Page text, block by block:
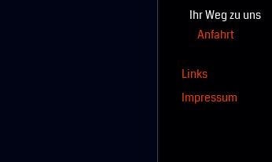
Ihr Weg zu uns
Anfahrt
Links
Impressum